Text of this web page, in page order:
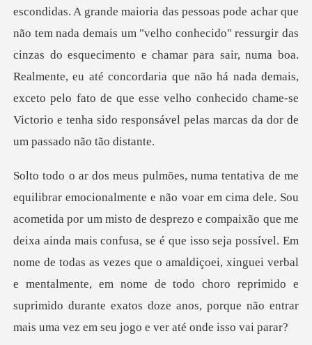
ho conhecido" ressurgir das
cinzas do esquecimento e chamar para sair, numa boa.
Realmente, eu até concordaria que não há nada demais,
ex
e compaixão que me
deixa ainda mais confusa, se é que isso seja possível. Em
nome de todas as vezes que o amaldiçoei, xinguei verbal
e mentalment